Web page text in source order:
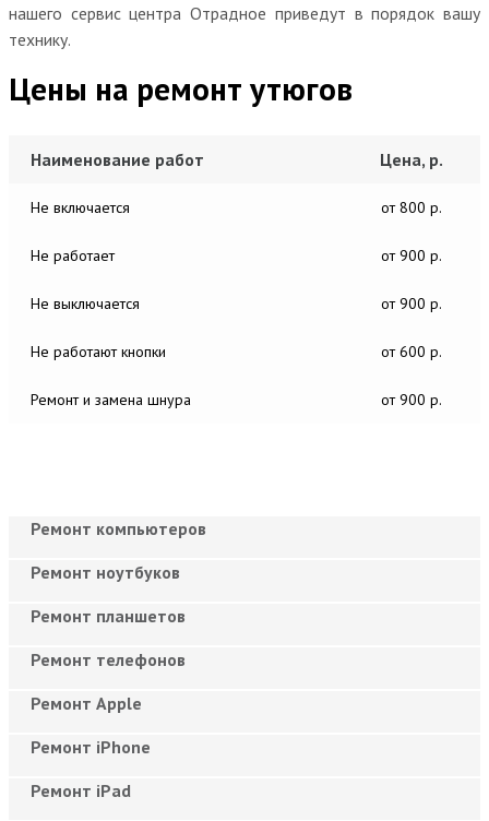
нашего сервис центра Отрадное приведут в порядок вашу
технику.
Цены на ремонт утюгов
Наименование работ Цена, р.
Не включается от 800 р.
Не работает от 900 р.
Не выключается от 900 р.
Не работают кнопки от 600 р.
Ремонт и замена шнура от 900 р.
Ремонт компьютеров
Ремонт ноутбуков
Ремонт планшетов
Ремонт телефонов
Ремонт Apple
Ремонт iPhone
Ремонт iPad